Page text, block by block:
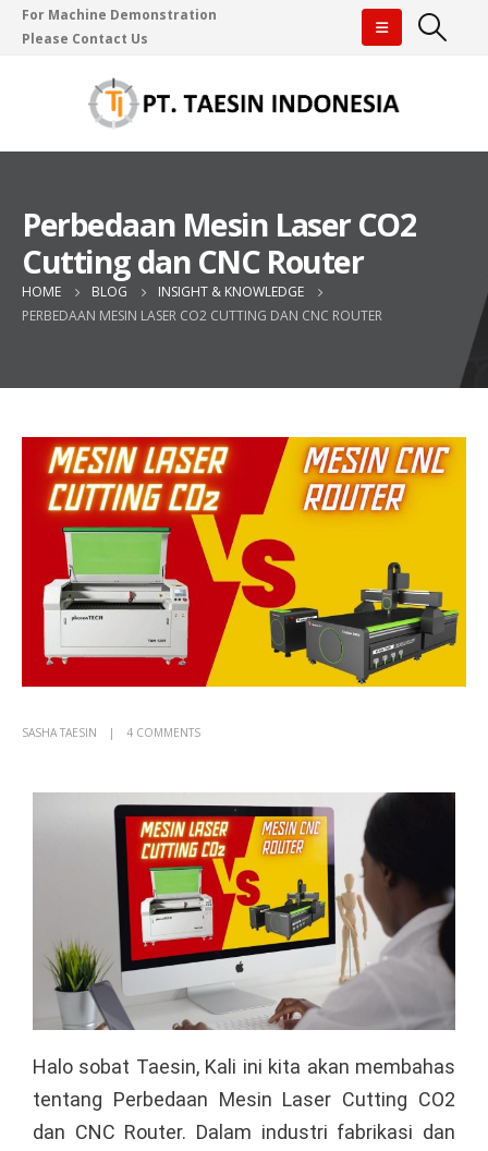
For Machine Demonstration
Please Contact Us
Perbedaan Mesin Laser CO2
Cutting dan CNC Router
HOME BLOG
INSIGHT & KNOWLEDGE
PERBEDAAN MESIN LASER CO2 CUTTING DAN CNC ROUTER
SASHA TAESIN 4 COMMENTS
Halo sobat Taesin, Kali ini kita akan membahas
tentang Perbedaan Mesin Laser Cutting CO2
dan CNC Router. Dalam industri fabrikasi dan